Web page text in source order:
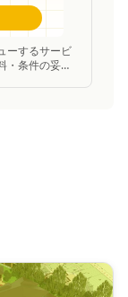
ーするサービ
・条件の妥当